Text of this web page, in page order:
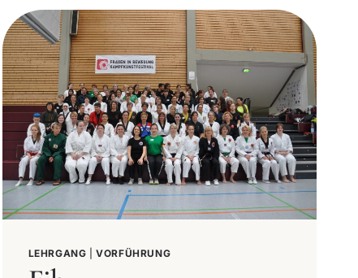
LEHRGANG |VORFÜHRUNG